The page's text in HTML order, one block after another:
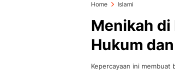
Home Islami
Menikah di
Hukum
Kepercayaan ini